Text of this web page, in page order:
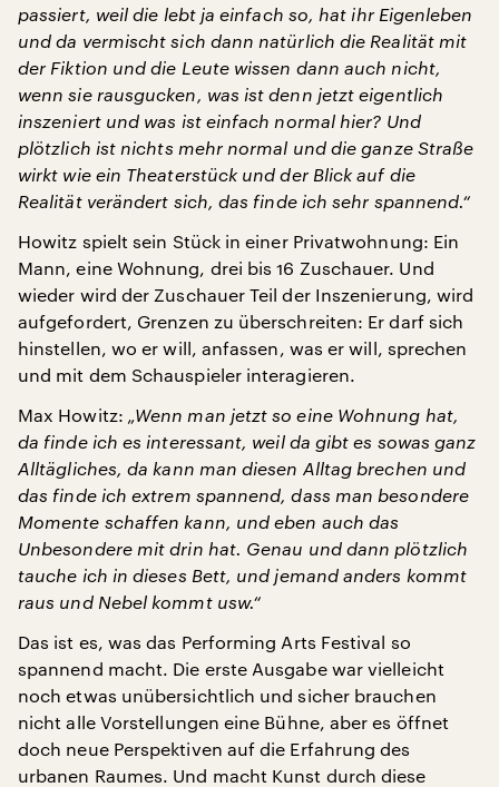
passiert, weil die lebt ja einfach so, hat ihr Eigenleben
und da vermischt sich dann natürlich die Realität mit
der Fiktion und die Leute wissen dann auch nicht,
wenn sie rausgucken, was ist denn jetzt eigentlich
inszeniert und was ist einfach normal hier? Und
plötzlich ist nichts mehr normal und die ganze Straße
wirkt wie ein Theaterstück und der Blick auf die
Realität verändert sich, das finde ich sehr spannend.“
Howitz spielt sein Stück in einer Privatwohnung: Ein
Mann, eine Wohnung, drei bis 16 Zuschauer. Und
wieder wird der Zuschauer Teil der Inszenierung, wird
aufgefordert, Grenzen zu überschreiten: Er darf sich
hinstellen, wo er will, anfassen, was er will, sprechen
und mit dem Schauspieler interagieren.
Max Howitz: „Wenn man jetzt so eine Wohnung hat,
da finde ich es interessant, weil da gibt es sowas ganz
Alltägliches, da kann man diesen Alltag brechen und
das finde ich extrem spannend, dass man besondere
Momente schaffen kann, und eben auch das
Unbesondere mit drin hat. Genau und dann plötzlich
tauche ich in dieses Bett, und jemand anders kommt
raus und Nebel kommt usw.“
Das ist es, was das Performing Arts Festival so
spannend macht. Die erste Ausgabe war vielleicht
noch etwas unübersichtlich und sicher brauchen
nicht alle Vorstellungen eine Bühne, aber es öffnet
doch neue Perspektiven auf die Erfahrung des
urbanen Raumes. Und macht Kunst durch diese